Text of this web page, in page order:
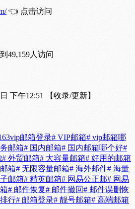
👈 点击访问
49,159人访问
下午12:51 【收录/更新】
邮箱登录# VIP邮箱# vip邮箱哪
邮箱# 国内邮箱# 国内邮箱哪个好#
# 外贸邮箱# 大容量邮箱# 好用的邮箱
箱# 无限容量邮箱# 海外邮件# 海量
邮箱# 精英邮箱# 网易公正邮# 网易
# 邮件恢复# 邮件撤回# 邮件误删恢
行# 邮箱登录# 靓号邮箱# 高端邮箱